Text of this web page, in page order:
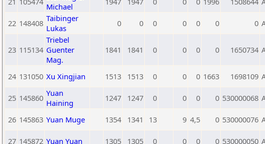
Michael
22 148408 Taibinger
Lukas
0 0 0 0 0 0 0
23 115134
Triebel
Guenter
Mag.
1841 1841 0 0 0 0 1650734
24 131050 Xu Xingjian 1513 1513 0 0 0 1663 1698109
25 145860 Yuan
Haining
1247 1247 0 0 0 0 530000068
26 145863 Yuan Muge 1354 1341 13 9 4,5 0 530000076
27 145872 Yuan Yuan 1305 1305 0 0 0 0 530000050